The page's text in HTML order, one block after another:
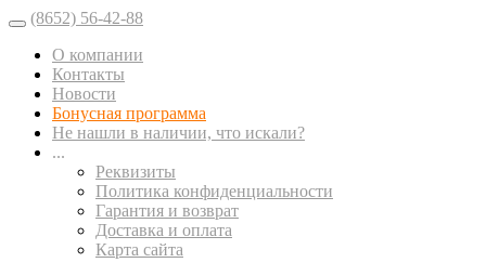
(8652) 56-42-88
О компании
Контакты
Новости
Бонусная программа
Не нашли в наличии, что искали?
...
Реквизиты
Политика конфиденциальности
Гарантия и возврат
Доставка и оплата
Карта сайта